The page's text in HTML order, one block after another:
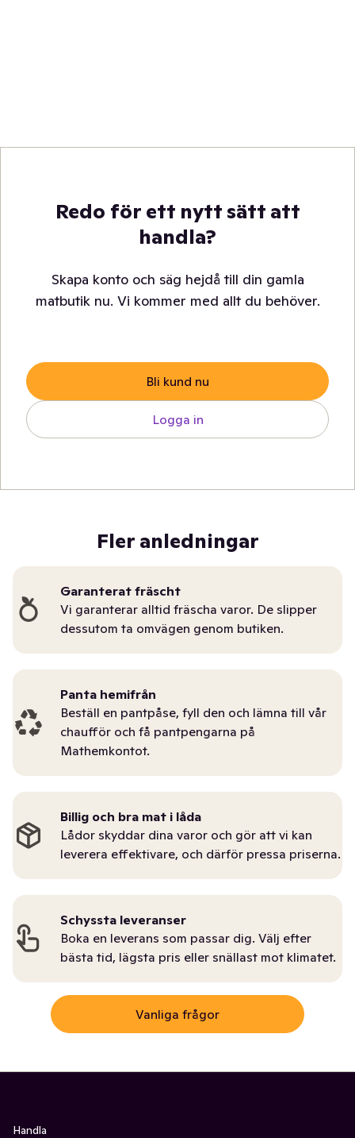
Redo för ett nytt sätt att
handla?
Skapa konto och säg hejdå till din gamla
matbutik nu. Vi kommer med allt du behöver.
Bli kund nu
Logga in
Fler anledningar
Garanterat fräscht
Vi garanterar alltid fräscha varor. De slipper
dessutom ta omvägen genom butiken.
Panta hemifrån
Beställ en pantpåse, fyll den och lämna till vår
chaufför och få pantpengarna på
Mathemkontot.
Billig och bra mat i låda
Lådor skyddar dina varor och gör att vi kan
leverera effektivare, och därför pressa priserna.
Schyssta leveranser
Boka en leverans som passar dig. Välj efter
bästa tid, lägsta pris eller snällast mot klimatet.
Vanliga frågor
Handla